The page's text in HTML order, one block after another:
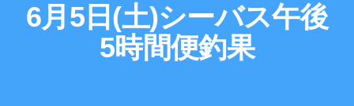
6月5日(土)シーバス午後
5時間便釣果